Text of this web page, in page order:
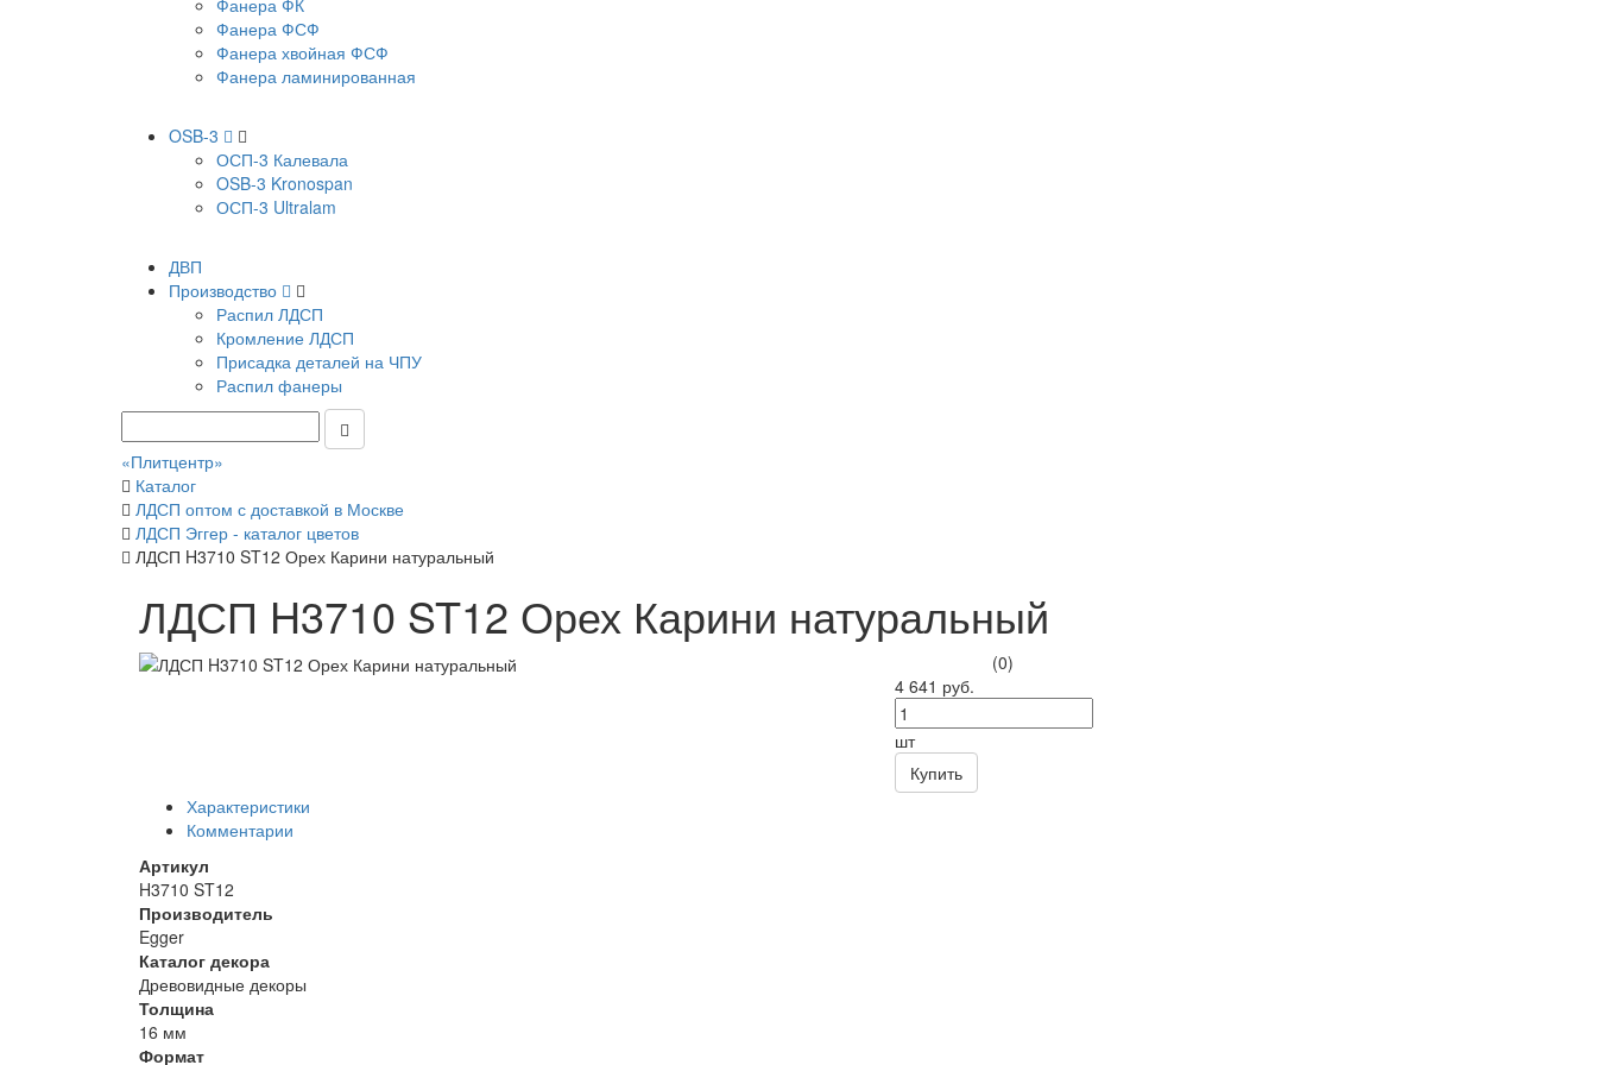
Фанера ФК
Фанера ФСФ
Фанера хвойная ФСФ
Фанера ламинированная
OSB-3
ОСП-3 Калевала
OSB-3 Kronospan
ОСП-3 Ultralam
ДВП
Производство
Распил ЛДСП
Кромление ЛДСП
Присадка деталей на ЧПУ
Распил фанеры
«Плитцентр»
Каталог
ЛДСП оптом с доставкой в Москве
ЛДСП Эггер - каталог цветов
ЛДСП H3710 ST12 Орех Карини натуральный
ЛДСП H3710 ST12 Орех Карини натуральный
(0)
4 641 руб.
шт
Купить
Характеристики
Комментарии
Артикул
H3710 ST12
Производитель
Egger
Каталог декора
Древовидные декоры
Толщина
16 мм
Формат